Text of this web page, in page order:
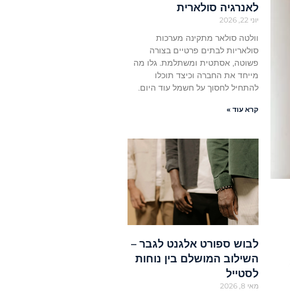
לאנרגיה סולארית
יוני 22, 2026
וולטה סולאר מתקינה מערכות
סולאריות לבתים פרטיים בצורה
פשוטה, אסתטית ומשתלמת. גלו מה
מייחד את החברה וכיצד תוכלו
להתחיל לחסוך על חשמל עוד היום.
קרא עוד »
לבוש ספורט אלגנט לגבר –
השילוב המושלם בין נוחות
לסטייל
מאי 8, 2026